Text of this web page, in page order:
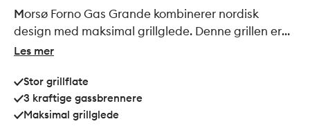
Morsø Forno Gas Grande kombinerer nordisk
design med maksimal grillglede. Denne grillen er
en del av Morsøs prisvinnende outdoor-serie og
samlet varmeeffekt på 7,4 kW. Grillen er støpt i
aluminium med en emaljert støpejernsrist, noe som
sikrer jevn varmefordeling og minimalt vedlikehold.
Les mer
Stor grillflate
3 kraftige gassbrennere
Maksimal grillglede